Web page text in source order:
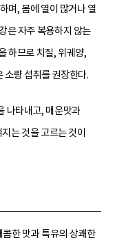
며, 몸에 열이 많거나 열
은 자주 복용하지 않는
하므로 치질, 위궤양,
소량 섭취를 권장한다.
나타내고, 매운맛과
는 것을 고르는 것이
한 맛과 특유의 상쾌한